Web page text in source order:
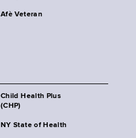
Afè Veteran
Child Health Plus
(CHP)
NY State of Health